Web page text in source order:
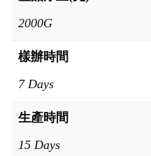
2000G
樣辦時間
7 Days
生產時間
15 Days